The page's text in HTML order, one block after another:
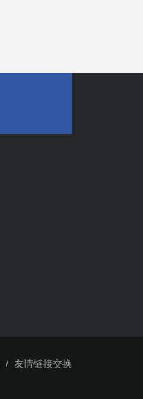
/ 友情链接交换